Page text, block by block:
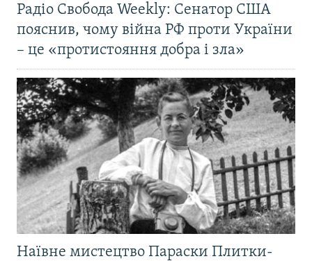
Радіо Свобода Weekly: Сенатор США
пояснив, чому війна РФ проти України
– це «протистояння добра і зла»
Наївне мистецтво Параски Плитки-